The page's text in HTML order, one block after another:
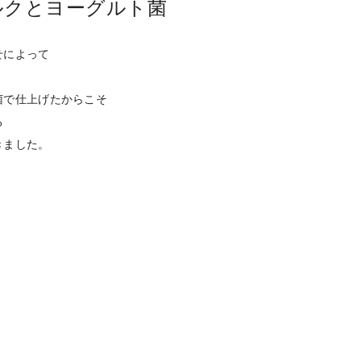
とヨーグルト菌
よって
仕上げたからこそ
した。